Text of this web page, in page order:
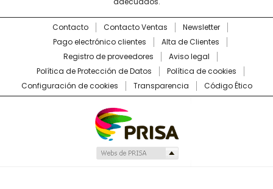
Contacto Contacto Ventas
Newsletter
Pago electrónico clientes
Alta de Clientes
Registro de proveedores
Aviso legal
Política de Protección de Datos
Política de cookies
Configuración de cookies
Transparencia Código Ético